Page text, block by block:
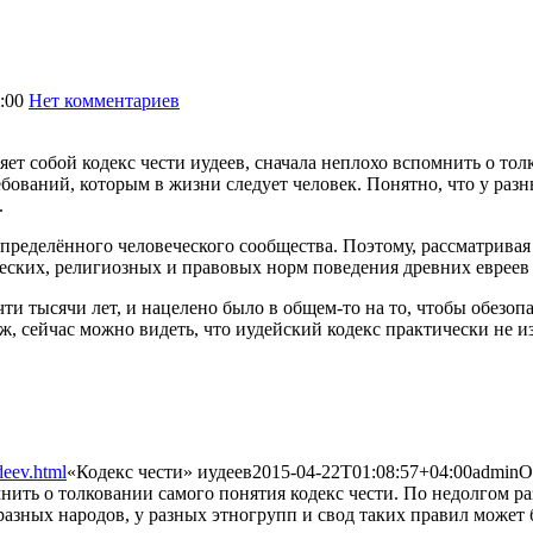
Нет комментариев
собой кодекс чести иудеев, сначала неплохо вспомнить о
которым в жизни следует человек. Понятно, что у
человеческого сообщества. Поэтому,
религиозных и правовых норм поведения древних евреев
тысячи лет, и нацелено было в общем-то на то, чтобы
можно видеть, что иудейский кодекс практически не
«Кодекс чести» иудеев2015-04-22T01:08:57+04:00admin
о толковании самого понятия кодекс чести. По
народов, у разных этногрупп и свод таких правил